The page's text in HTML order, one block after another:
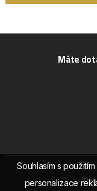
Máte
Souhlasím s použitím
personalizace